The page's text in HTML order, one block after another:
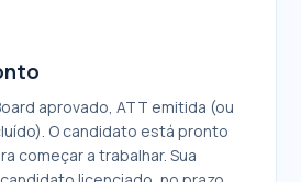
aprovado, ATT emitida (ou
O candidato está pronto
começar a trabalhar. Sua